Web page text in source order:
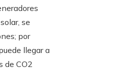
se
por
llegar a
de CO2